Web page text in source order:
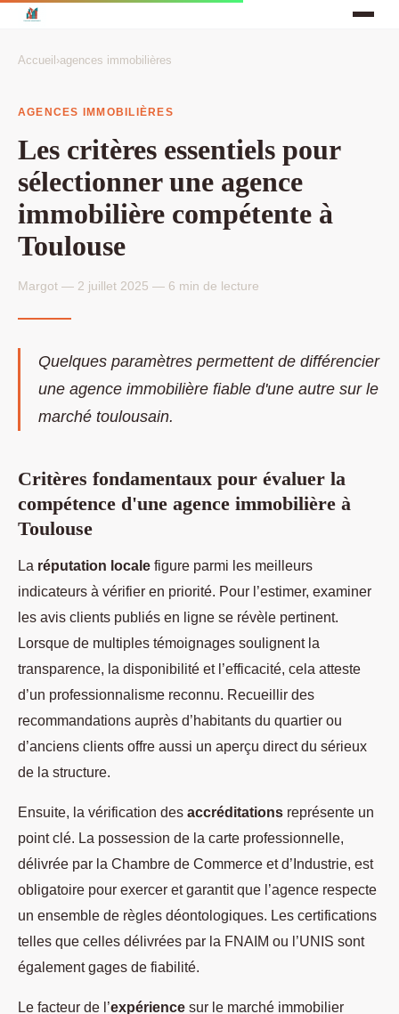
Accueil ›agences immobilières
AGENCES IMMOBILIÈRES
Les critères essentiels pour
sélectionner une agence
immobilière compétente à
Toulouse
Margot — 2 juillet 2025 — 6 min de lecture
Quelques paramètres permettent de différencier
une agence immobilière fiable d'une autre sur le
marché toulousain.
Critères fondamentaux pour évaluer la
compétence d'une agence immobilière à
Toulouse
La réputation locale figure parmi les meilleurs
indicateurs à vérifier en priorité. Pour l’estimer, examiner
les avis clients publiés en ligne se révèle pertinent.
Lorsque de multiples témoignages soulignent la
transparence, la disponibilité et l’efficacité, cela atteste
d’un professionnalisme reconnu. Recueillir des
recommandations auprès d’habitants du quartier ou
d’anciens clients offre aussi un aperçu direct du sérieux
de la structure.
Ensuite, la vérification des accréditations représente un
point clé. La possession de la carte professionnelle,
délivrée par la Chambre de Commerce et d’Industrie, est
obligatoire pour exercer et garantit que l’agence respecte
un ensemble de règles déontologiques. Les certifications
telles que celles délivrées par la FNAIM ou l’UNIS sont
également gages de fiabilité.
Le facteur de l’expérience sur le marché immobilier